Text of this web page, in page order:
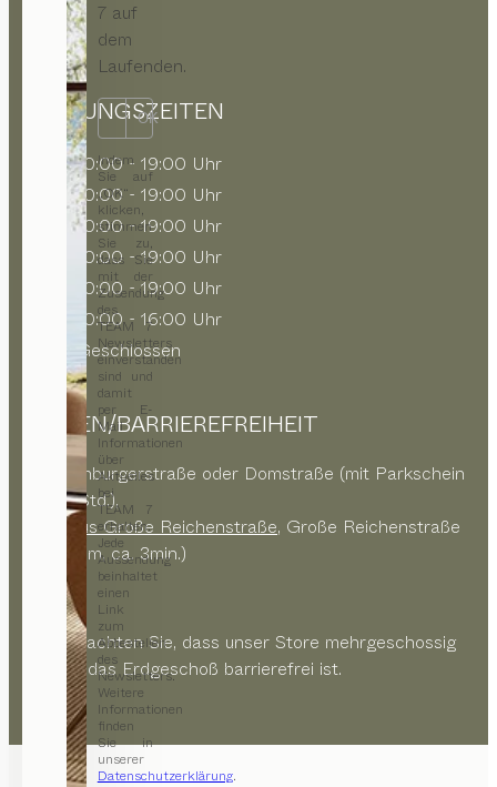
7 auf
dem
Laufenden.
OK
Indem
Sie auf
„OK“
klicken,
stimmen
Sie zu,
dass Sie
mit der
Zusendung
des
TEAM 7
Newsletters
einverstanden
sind und
damit
per E-
Mail
Informationen
über
Aktuelles
bei
TEAM 7
erhalten.
Jede
Aussendung
beinhaltet
einen
Link
zum
Abbestellen
des
Newsletters.
Weitere
Informationen
finden
Sie in
unserer
Datenschutzerklärung.
ÖFFNUNGSZEITEN
10:00 - 19:00 Uhr
10:00 - 19:00 Uhr
10:00 - 19:00 Uhr
10:00 - 19:00 Uhr
10:00 - 19:00 Uhr
10:00 - 16:00 Uhr
Geschlossen
PARKEN/BARRIEREFREIHEIT
Schauenburgerstraße oder Domstraße (mit Parkschein
max. 2 Std.),
Parkhaus Große Reichenstraße, Große Reichenstraße
14, (200m, ca. 3min.)
Bitte beachten Sie, dass unser Store mehrgeschossig
und nur das Erdgeschoß barrierefrei ist.